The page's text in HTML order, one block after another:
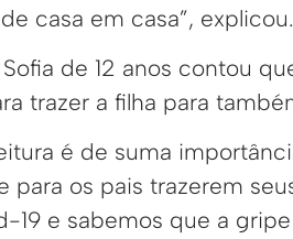
casa em casa”, explicou.
de 12 anos contou
trazer a filha para
é de suma
para os pais trazerem
19 e sabemos que a